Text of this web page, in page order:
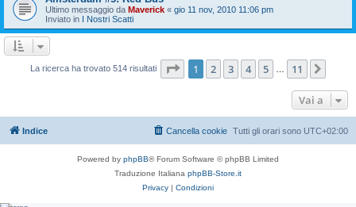
Ultimo messaggio da Maverick « gio 11 nov, 2010 11:06 pm
Inviato in I Nostri Scatti
La ricerca ha trovato 514 risultati Pagina di 11
1 2 3 4 5 11
Vai a
Indice Tutti gli orari sono UTC+02:00
Cancella cookie
Powered by phpBB® Forum Software © phpBB Limited
Traduzione Italiana phpBB-Store.it
Privacy | Condizioni